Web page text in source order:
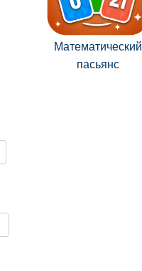
Математический
пасьянс